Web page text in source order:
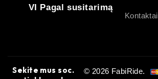
VI Pagal susitarimą
Kontaktai
Sekite mus soc.
© 2026 FabiRide.